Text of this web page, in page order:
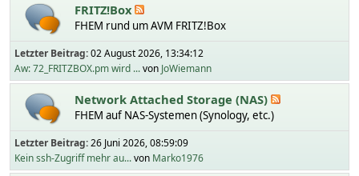
FRITZ!Box
FHEM rund um AVM FRITZ!Box
Letzter Beitrag:02 August 2026, 13:34:12
Aw: 72_FRITZBOX.pm wird ...von JoWiemann
Network Attached Storage (NAS)
FHEM auf NAS-Systemen (Synology, etc.)
Letzter Beitrag:26 Juni 2026, 08:59:09
Kein ssh-Zugriff mehr au...von Marko1976